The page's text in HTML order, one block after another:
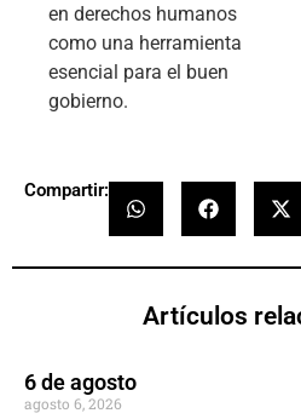
en derechos humanos
como una herramienta
esencial para el buen
gobierno.
Compartir:
Artículos
6 de agosto
agosto 6, 2026